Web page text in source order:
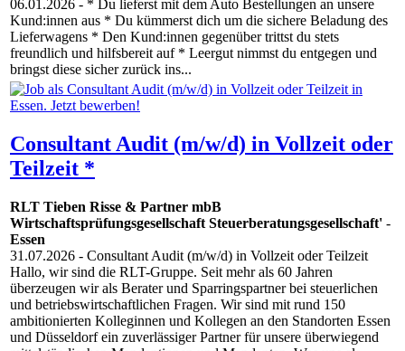
06.01.2026 - * Du lieferst mit dem Auto Bestellungen an unsere
Kund:innen aus * Du kümmerst dich um die sichere Beladung des
Lieferwagens * Den Kund:innen gegenüber trittst du stets
freundlich und hilfsbereit auf * Leergut nimmst du entgegen und
bringst diese sicher zurück ins...
Consultant Audit (m/w/d) in Vollzeit oder
Teilzeit *
RLT Tieben Risse & Partner mbB
Wirtschaftsprüfungsgesellschaft Steuerberatungsgesellschaft' -
Essen
31.07.2026 - Consultant Audit (m/w/d) in Vollzeit oder Teilzeit
Hallo, wir sind die RLT-Gruppe. Seit mehr als 60 Jahren
überzeugen wir als Berater und Sparringspartner bei steuerlichen
und betriebswirtschaftlichen Fragen. Wir sind mit rund 150
ambitionierten Kolleginnen und Kollegen an den Standorten Essen
und Düsseldorf ein zuverlässiger Partner für unsere überwiegend